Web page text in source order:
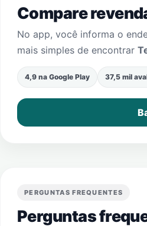
Compare
No app, você informa o
mais simples de encontrar
4,9 na Google Play 37,5 mil
PERGUNTAS FREQUENTES
Perguntas